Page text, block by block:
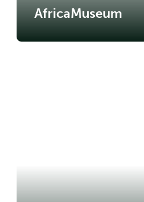
AfricaMuseum